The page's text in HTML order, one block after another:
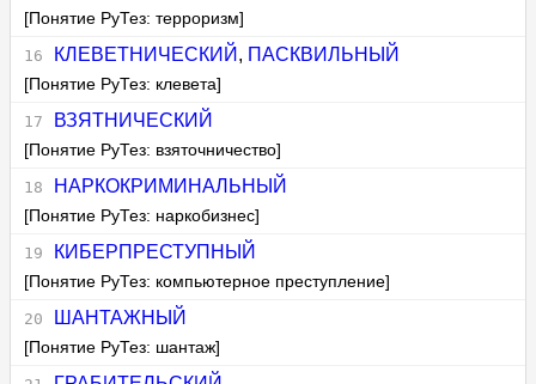
[Понятие РуТез: терроризм]
КЛЕВЕТНИЧЕСКИЙ , ПАСКВИЛЬНЫЙ
[Понятие РуТез: клевета]
ВЗЯТНИЧЕСКИЙ
[Понятие РуТез: взяточничество]
НАРКОКРИМИНАЛЬНЫЙ
[Понятие РуТез: наркобизнес]
КИБЕРПРЕСТУПНЫЙ
[Понятие РуТез: компьютерное преступление]
ШАНТАЖНЫЙ
[Понятие РуТез: шантаж]